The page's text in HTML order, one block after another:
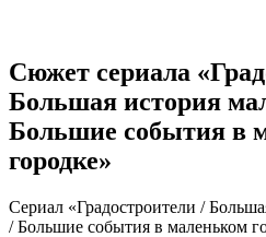
Сюжет сериала
Большая история
Большие события в
городке»
Сериал «Градостроители /
/ Большие события в маленьком